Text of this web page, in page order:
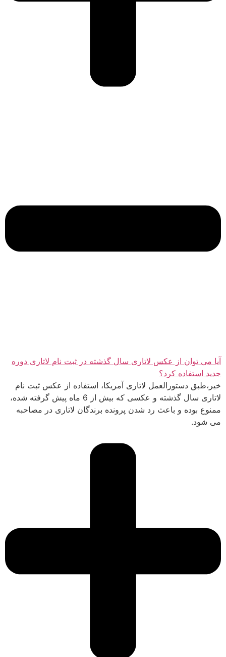
آیا می توان از عکس لاتاری سال گذشته در ثبت نام لاتاری دوره
جدید استفاده کرد؟
خیر،طبق دستورالعمل لاتاری آمریکا، استفاده از عکس ثبت نام
لاتاری سال گذشته و عکسی که بیش از 6 ماه پیش گرفته شده،
ممنوع بوده و باعث رد شدن پرونده برندگان لاتاری در مصاحبه
می شود.